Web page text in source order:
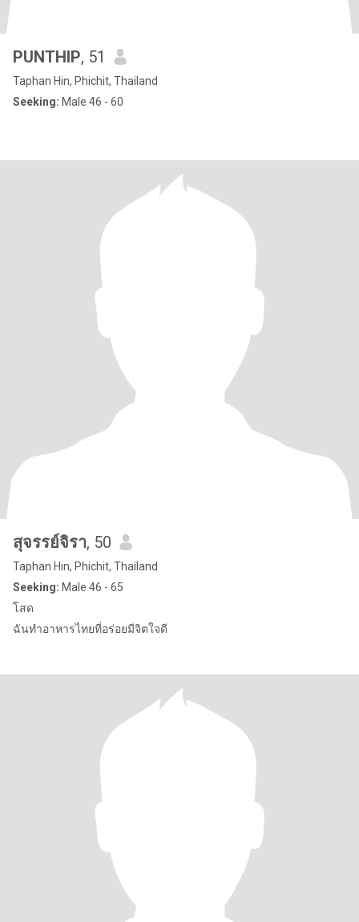
PUNTHIP, 51
Taphan Hin, Phichit, Thailand
Seeking: Male 46 - 60
สุจรรย์จิรา, 50
Taphan Hin, Phichit, Thailand
Seeking: Male 46 - 65
โสด
ฉันทำอาหารไทยที่อร่อยมีจิตใจดี